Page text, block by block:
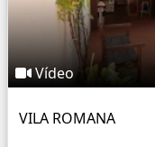
Vídeo
VILA ROMANA